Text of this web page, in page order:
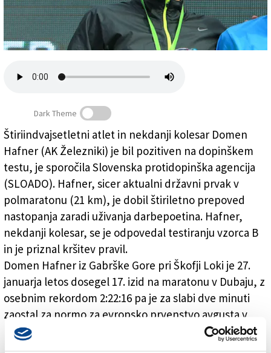
Založnik
Zadruga PD
Slovenski prvak pozitiven na dopinškem testu
Dark Theme
Štiriindvajsetletni atlet in nekdanji kolesar Domen
Hafner (AK Železniki) je bil pozitiven na dopinškem
testu, je sporočila Slovenska protidopinška agencija
(SLOADO). Hafner, sicer aktualni državni prvak v
polmaratonu (21 km), je dobil štiriletno prepoved
nastopanja zaradi uživanja darbepoetina. Hafner,
nekdanji kolesar, se je odpovedal testiranju vzorca B
in je priznal kršitev pravil.
Domen Hafner iz Gabrške Gore pri Škofji Loki je 27.
januarja letos dosegel 17. izid na maratonu v Dubaju, z
osebnim rekordom 2:22:16 pa je za slabi dve minuti
zaostal za normo za evropsko prvenstvo avgusta v
Berlinu (2:20:30), pred tem pa je slavil na 40.